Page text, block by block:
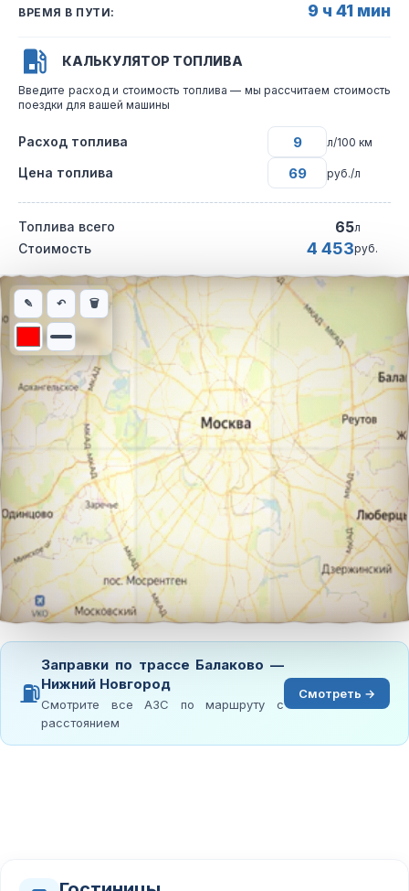
ВРЕМЯ В ПУТИ: 9 ч 41 мин
КАЛЬКУЛЯТОР ТОПЛИВА
Введите расход и стоимость топлива — мы рассчитаем стоимость
поездки для вашей машины
Расход топлива л/100 км
Цена топлива руб./л
Топлива всего 65л
Стоимость 4 453руб.
Интерактивная карта автомобильного маршрута из города
✎ ↶ 🗑
⛽
Заправки по трассе Балаково —
Нижний Новгород
Смотрите все АЗС по маршруту с
расстоянием
Смотреть →